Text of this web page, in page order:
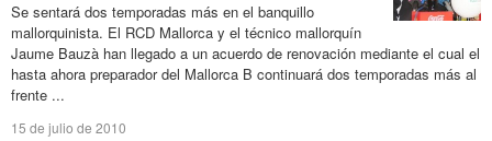
Se sentará dos temporadas más en el banquillo
mallorquinista. El RCD Mallorca y el técnico mallorquín
Jaume Bauzà han llegado a un acuerdo de renovación mediante el cual el
hasta ahora preparador del Mallorca B continuará dos temporadas más al
frente ...
15 de julio de 2010